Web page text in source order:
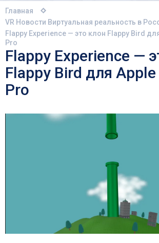
Главная
VR Новости Виртуальная реальность в
Flappy Experience — это клон Flappy Bird
Pro
Flappy Experience —
Flappy Bird для
Pro